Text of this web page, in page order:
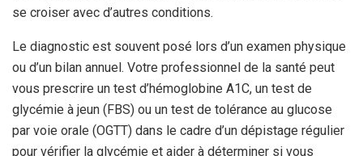
se croiser avec d’autres conditions.
Le diagnostic est souvent posé lors d’un examen physique
ou d’un bilan annuel. Votre professionnel de la santé peut
vous prescrire un test d’hémoglobine A1C, un test de
glycémie à jeun (FBS) ou un test de tolérance au glucose
par voie orale (OGTT) dans le cadre d’un dépistage régulier
pour vérifier la glycémie et aider à déterminer si vous